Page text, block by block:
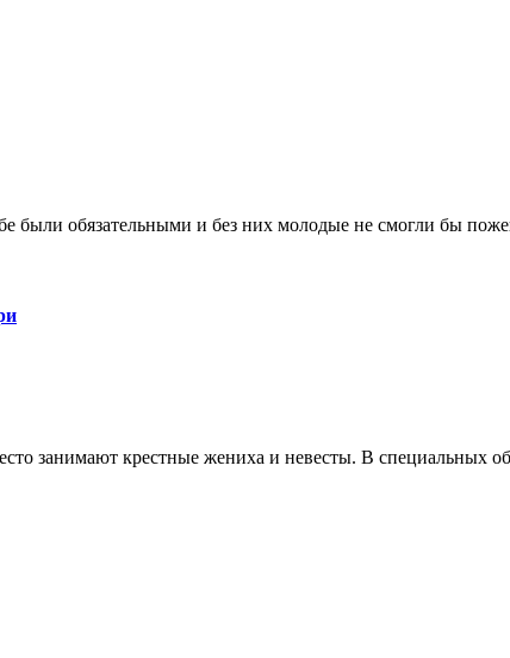
были обязательными и без них молодые не смогли бы
занимают крестные жениха и невесты. В специальных